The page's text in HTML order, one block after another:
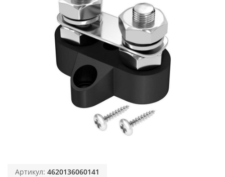
Артикул: 4620136060141